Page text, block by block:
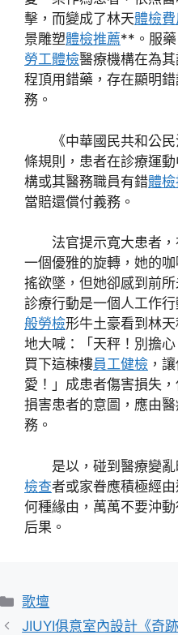
擊，而變成了林天體檢費
景雕塑體檢推薦**。服藥
勞工體檢醫療機構在為
程頂用錯藥，存在顯明
務。
《中華國民共和公
條規則，患者在診療運
構或其醫務職員有錯體
當賠還償付義務。
法官提示寬大患者
一個優雅的旋轉，她的
搖欲墜，但她卻感到前
診療行動是一個人工作
般勞檢形牛土豪看到林
地大喊：「天秤！別擔
買下這棟樓員工健檢 ，
愛！」成患者傷害損失
損害患者的意圖，應由
務。
是以，碰到醫療變
檢查者或家眷應積極經
何種緣由，萬萬不要沖
后果。
分
類
歌壇
JIUYI俱意室內設計《奇